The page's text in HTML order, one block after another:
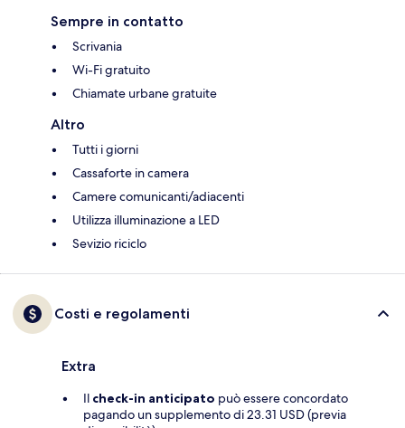
Sempre in contatto
Scrivania
Wi-Fi gratuito
Chiamate urbane gratuite
Altro
Tutti i giorni
Cassaforte in camera
Camere comunicanti/adiacenti
Utilizza illuminazione a LED
Sevizio riciclo
Costi e regolamenti
Extra
Il check-in anticipato può essere concordato
pagando un supplemento di 23.31 USD (previa